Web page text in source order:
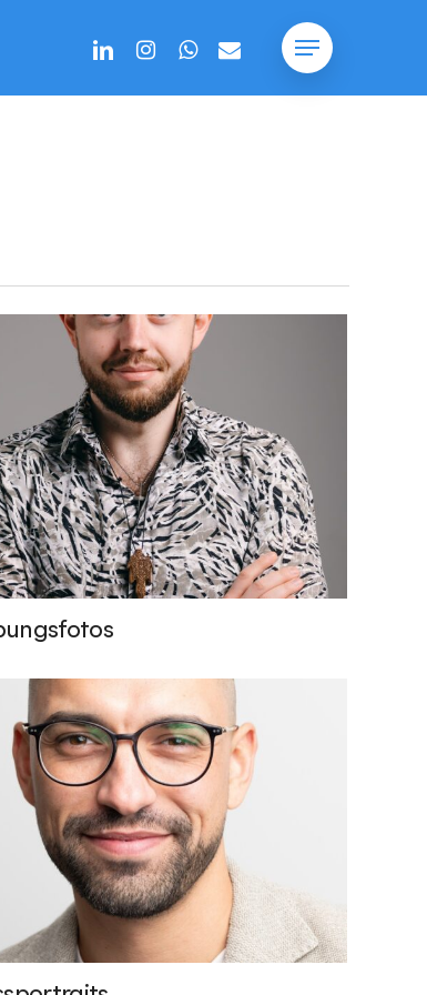
linkedininstagramwhatsapp
email Menu